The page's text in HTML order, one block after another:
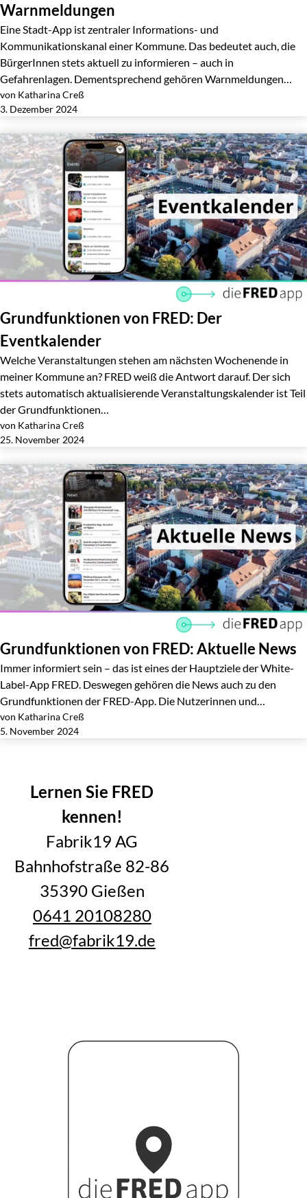
Warnmeldungen
Eine Stadt-App ist zentraler Informations- und
Kommunikationskanal einer Kommune. Das bedeutet auch, die
BürgerInnen stets aktuell zu informieren – auch in
Gefahrenlagen. Dementsprechend gehören Warnmeldungen…
von Katharina Creß
3. Dezember 2024
Grundfunktionen von FRED: Der
Eventkalender
Welche Veranstaltungen stehen am nächsten Wochenende in
meiner Kommune an? FRED weiß die Antwort darauf. Der sich
stets automatisch aktualisierende Veranstaltungskalender ist Teil
der Grundfunktionen…
von Katharina Creß
25. November 2024
Grundfunktionen von FRED: Aktuelle News
Immer informiert sein – das ist eines der Hauptziele der White-
Label-App FRED. Deswegen gehören die News auch zu den
Grundfunktionen der FRED-App. Die Nutzerinnen und…
von Katharina Creß
5. November 2024
Lernen Sie FRED
kennen!
Fabrik19 AG
Bahnhofstraße 82-86
35390 Gießen
0641 20108280
fred@fabrik19.de